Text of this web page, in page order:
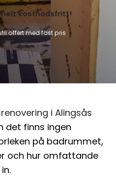
helt kostnadsfritt!
offert med fast pris
i Alingsås
det finns ingen
på badrummet,
och hur omfattande